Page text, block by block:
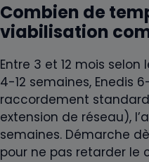
Combien de
viabilisation
Entre 3 et 12 mois selon
4-12 semaines, Enedis
raccordement
extension de réseau),
semaines. Démarche
pour ne pas retarder le